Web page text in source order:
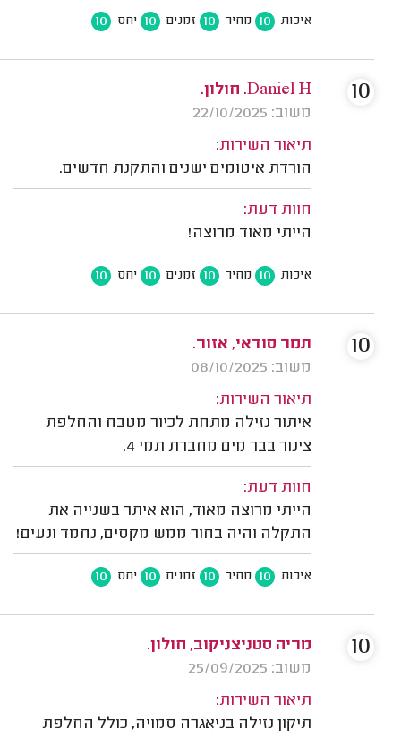
איכות 10 מחיר 10 זמנים 10 יחס 10
Daniel H. חולון.
משוב: 22/10/2025
תיאור השירות:
הורדת איטומים ישנים והתקנת חדשים.
חוות דעת:
הייתי מאוד מרוצה!
איכות 10 מחיר 10 זמנים 10 יחס 10
10
תמר סודאי, אזור.
משוב: 08/10/2025
תיאור השירות:
איתור נזילה מתחת לכיור מטבח והחלפת
צינור בבר מים מחברת תמי 4.
חוות דעת:
הייתי מרוצה מאוד, הוא איתר בשנייה את
התקלה והיה בחור ממש מקסים, נחמד ונעים!
איכות 10 מחיר 10 זמנים 10 יחס 10
10
מריה סטניצניקוב, חולון.
משוב: 25/09/2025
תיאור השירות:
תיקון נזילה בניאגרה סמויה, כולל החלפת
10